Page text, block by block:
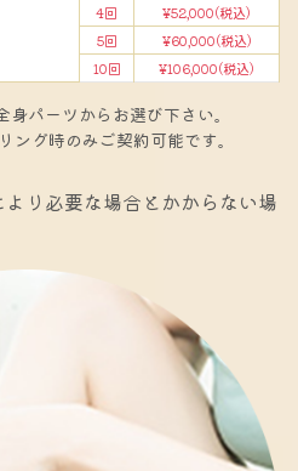
4回
¥52,000(税込)
5回
¥60,000(税込)
10回
¥106,000(税込)
パーツからお選び下さい。
グ時のみご契約可能です。
り必要な場合とかからない場